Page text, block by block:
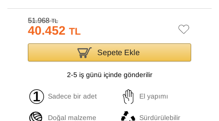
51.968TL
40.452 TL
Sepete Ekle
2-5 iş günü içinde gönderilir
Sadece bir adet El yapımı
Doğal malzeme Sürdürülebilir